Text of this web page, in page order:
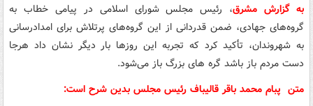
به گزارش مشرق، رئیس مجلس شورای اسلامی در پیامی خطاب به
گروه‌های جهادی، ضمن قدردانی از این گروه‌های پرتلاش برای امدادرسانی
به شهروندان، تأکید کرد که تجربه این روزها بار دیگر نشان داد هرجا
دست مردم باز باشد گره های بزرگ باز می‌شود.
متن پبام محمد باقر قالیباف رئیس مجلس بدین شرح است: